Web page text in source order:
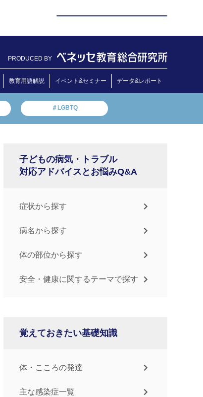
PRODUCED BY
教育用語解説 イベント&セミナー データ&レポート
＃LGBTQ
子どもの病気・トラブル
対応アドバイスとお悩みQ&A
症状から探す
病名から探す
体の部位から探す
安全・健康に関するテーマで探す
覚えておきたい基礎知識
体・こころの発達
主な感染症一覧